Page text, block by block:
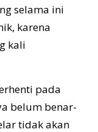
selama ini
karena
kali
pada
belum benar-
tidak akan